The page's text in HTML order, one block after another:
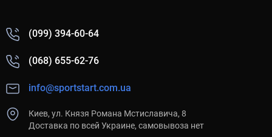
(099) 394-60-64
(068) 655-62-76
info@sportstart.com.ua
Киев, ул. Князя Романа Мстиславича, 8
Доставка по всей Украине, самовывоза нет